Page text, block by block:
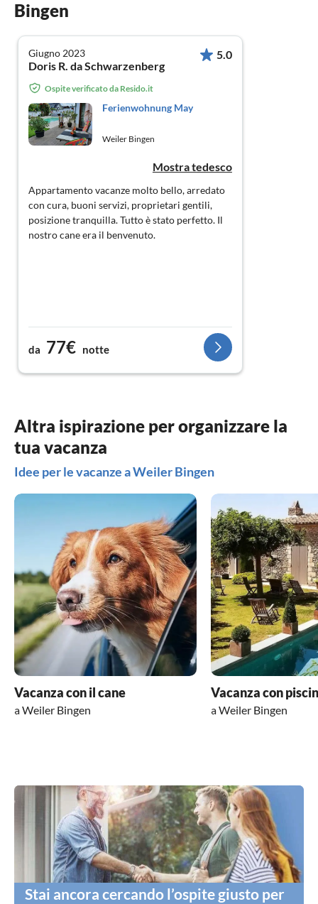
Bingen
Giugno 2023
Doris R. da Schwarzenberg
5.0
Ospite verificato da Resido.it
Ferienwohnung May
Weiler Bingen
Mostra tedesco
Appartamento vacanze molto bello, arredato
con cura, buoni servizi, proprietari gentili,
posizione tranquilla. Tutto è stato perfetto. Il
nostro cane era il benvenuto.
da 77€ notte
Altra ispirazione per organizzare la
tua vacanza
Idee per le vacanze a Weiler Bingen
Vacanza con il cane
a Weiler Bingen
Vacanza con
a Weiler Bingen
Stai ancora cercando l’ospite giusto per